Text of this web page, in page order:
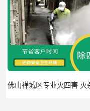
佛山禅城区专业灭四害 灭杀害虫 根据现场情况定制中害方案